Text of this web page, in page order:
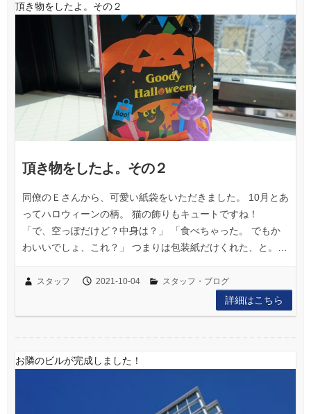
頂き物をしたよ。その２
頂き物をしたよ。その２
同僚のＥさんから、可愛い紙袋をいただきました。 10月とあ
ってハロウィーンの柄。 猫の飾りもキュートですね！
「で、空っぽだけど？中身は？」 「食べちゃった。 でもか
わいいでしょ、これ？」 つまりは包装紙だけくれた、と。…
スタッフ 2021-10-04 スタッフ・ブログ
詳細はこちら
お隣のビルが完成しました！